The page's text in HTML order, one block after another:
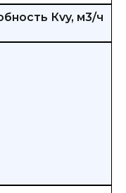
Кvy, м3/ч